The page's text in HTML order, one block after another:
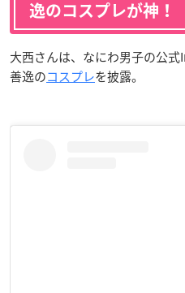
逸のコスプレが神！
大西さんは、なにわ男子の公
善逸のコスプレを披露。